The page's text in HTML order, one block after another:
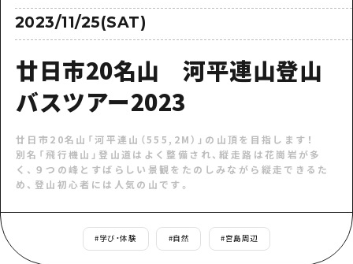
学び・体験
歴史・文化
癒し
自然
宮島周辺
山口県東部
弾丸
半日
1泊2日
2泊3日
山口県東部
愛媛県
島根県
施設の混雑状況のお知らせ
手荷物預かり・配送サービス
広島おもてなしパス
HIROSHIMA FREE Wi-Fi
観光案内所
広島県を訪れる外国人旅行者向け情報一
ボランティアガイド
お問い合わせ
事業者・学校関係者の皆さま
2023/11/25(SAT)
廿日市20名山 河平連山登山
バスツアー2023
廿日市20名山「河平連山（555,2M）」の山頂を目指します！
別名「飛行機山」登山道はよく整備され、縦走路は花崗岩が多
く、９つの峰とすばらしい景観をたのしみながら縦走できるた
め、登山初心者には人気の山です。
#学び・体験 #自然 #宮島周辺